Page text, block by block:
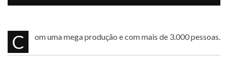
Com uma mega produção e com mais de 3.000 pessoas.